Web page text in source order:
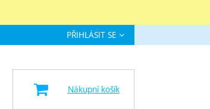
PŘIHLÁSIT SE
Nákupní košík